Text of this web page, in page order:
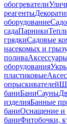
обогреватели
реагенты
оборудование
садаПарники
грядкиСадовые
насекомых и
полива
оборудования
пластиковые
опрыскивателей
баниБаниСауны
изделияБанные
баниОснащение и
баниФитобочки,